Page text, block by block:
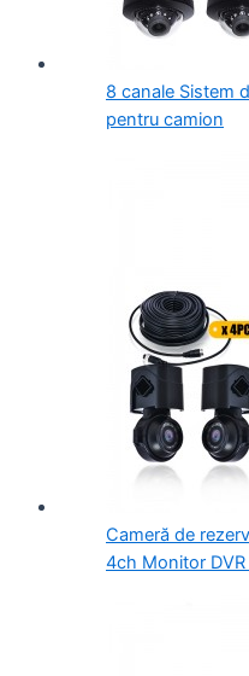
8 canale Sistem
pentru camion
Cameră de
4ch Monitor DVR